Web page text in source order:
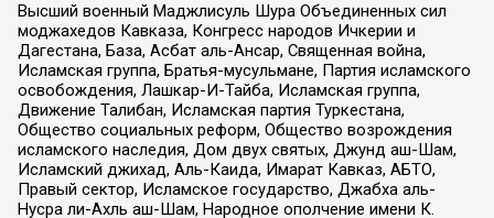
Высший военный Маджлисуль Шура Объединенных сил
моджахедов Кавказа, Конгресс народов Ичкерии и
Дагестана, База, Асбат аль-Ансар, Священная война,
Исламская группа, Братья-мусульмане, Партия исламского
освобождения, Лашкар-И-Тайба, Исламская группа,
Движение Талибан, Исламская партия Туркестана,
Общество социальных реформ, Общество возрождения
исламского наследия, Дом двух святых, Джунд аш-Шам,
Исламский джихад, Аль-Каида, Имарат Кавказ, АБТО,
Правый сектор, Исламское государство, Джабха аль-
Нусра ли-Ахль аш-Шам, Народное ополчение имени К.